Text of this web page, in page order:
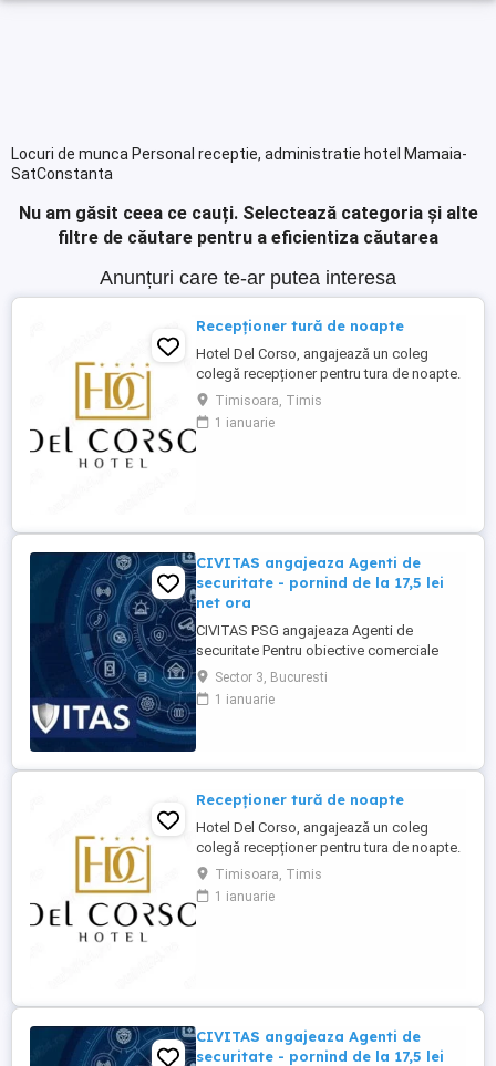
Locuri de munca Personal receptie, administratie hotel Mamaia-
SatConstanta
Nu am găsit ceea ce cauți. Selectează categoria și alte
filtre de căutare pentru a eficientiza căutarea
Anunțuri care te-ar putea interesa
Recepționer tură de noapte
Hotel Del Corso, angajează un coleg
colegă recepționer pentru tura de noapte.
Responsabilități: - cunoașterea imbii
engleze obligatorie; - ture: 2 ture de 12h, 2
zile libere, doar de noapte; - să fii o
Timisoara, Timis
1 ianuarie
CIVITAS angajeaza Agenti de
securitate - pornind de la 17,5 lei
net ora
CIVITAS PSG angajeaza Agenti de
securitate Pentru obiective comerciale
(magazine de haine din mall-urile din
Bucuresti) CONTACT: apel la numarul din
anunt Locatia: Park Lake, metrou Dristor
Garantam Salariu, program, ...
Sector 3, Bucuresti
1 ianuarie
Recepționer tură de noapte
Hotel Del Corso, angajează un coleg
colegă recepționer pentru tura de noapte.
Responsabilități: - cunoașterea imbii
engleze obligatorie; - ture: 2 ture de 12h, 2
zile libere, doar de noapte; - să fii o
Timisoara, Timis
1 ianuarie
CIVITAS angajeaza Agenti de
securitate - pornind de la 17,5 lei